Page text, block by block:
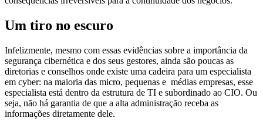
Um tiro no escuro
Infelizmente, mesmo com essas evidências sobre a importância da
segurança cibernética e dos seus gestores, ainda são poucas as
diretorias e conselhos onde existe uma cadeira para um especialista
em cyber: na maioria das micro, pequenas e médias empresas, esse
especialista está dentro da estrutura de TI e subordinado ao CIO. Ou
seja, não há garantia de que a alta administração receba as
informações diretamente dele.